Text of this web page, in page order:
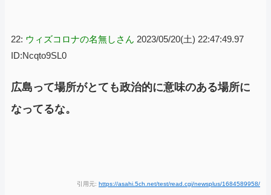
22: ウィズコロナの名無しさん 2023/05/20(土) 22:47:49.97
ID:Ncqto9SL0
広島って場所がとても政治的に意味のある場所に
なってるな。
引用元: https://asahi.5ch.net/test/read.cgi/newsplus/1684589958/